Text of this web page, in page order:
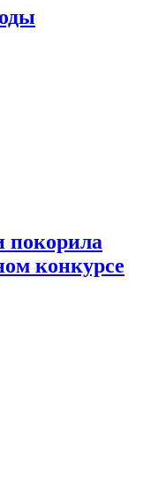
покорила
конкурсе